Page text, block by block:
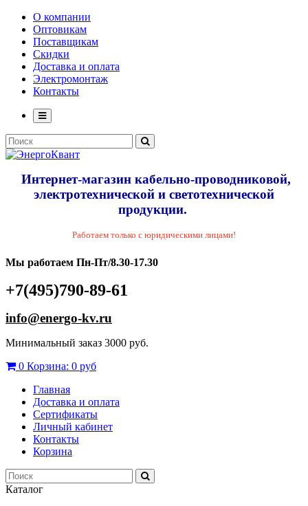
О компании
Оптовикам
Поставщикам
Скидки
Доставка и оплата
Электромонтаж
Контакты
Интернет-магазин кабельно-проводниковой,
электротехнической и светотехнической
продукции.
Работаем только с юридическими лицами!
Мы работаем Пн-Пт/8.30-17.30
+7(495)790-89-61
info@energo-kv.ru
Минимальный заказ 3000 руб.
0 Корзина: 0 руб
Главная
Доставка и оплата
Сертификаты
Личный кабинет
Контакты
Корзина
Каталог